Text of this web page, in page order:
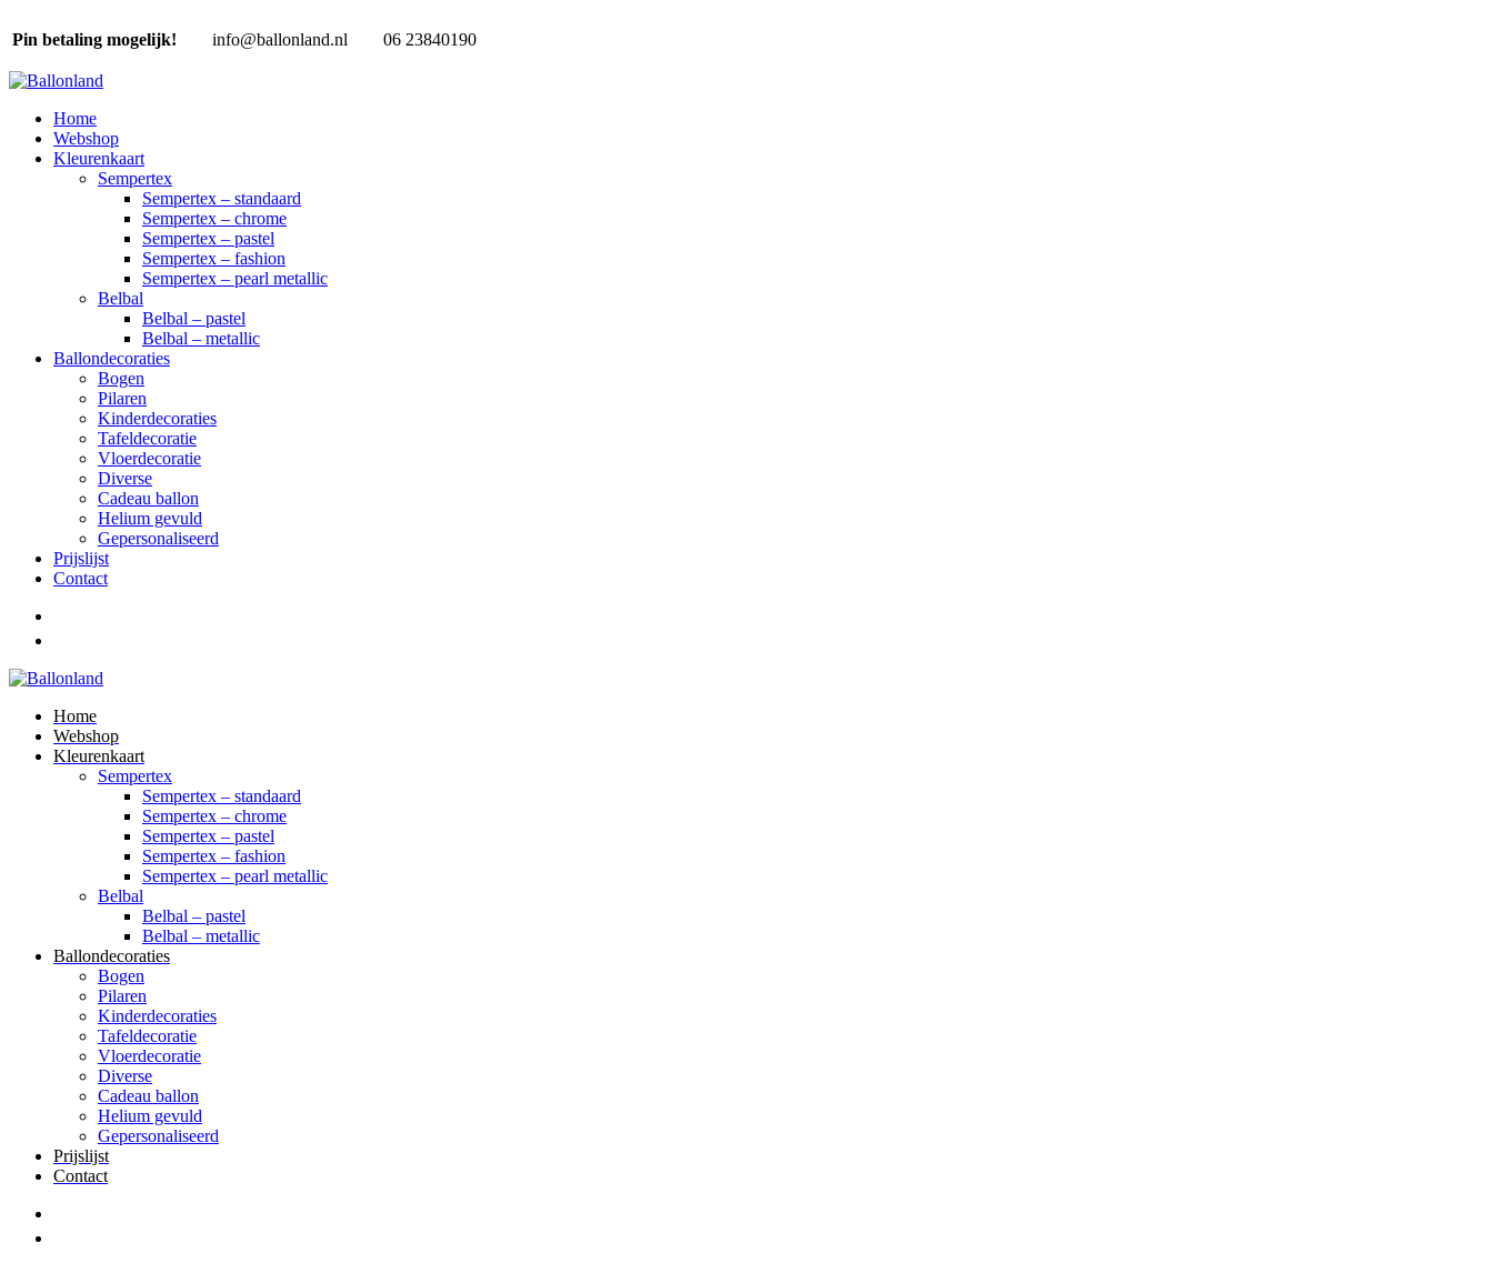
Pin betaling mogelijk! info@ballonland.nl 06 23840190
Home
Webshop
Kleurenkaart
Sempertex
Sempertex – standaard
Sempertex – chrome
Sempertex – pastel
Sempertex – fashion
Sempertex – pearl metallic
Belbal
Belbal – pastel
Belbal – metallic
Ballondecoraties
Bogen
Pilaren
Kinderdecoraties
Tafeldecoratie
Vloerdecoratie
Diverse
Cadeau ballon
Helium gevuld
Gepersonaliseerd
Prijslijst
Contact
Home
Webshop
Kleurenkaart
Sempertex
Sempertex – standaard
Sempertex – chrome
Sempertex – pastel
Sempertex – fashion
Sempertex – pearl metallic
Belbal
Belbal – pastel
Belbal – metallic
Ballondecoraties
Bogen
Pilaren
Kinderdecoraties
Tafeldecoratie
Vloerdecoratie
Diverse
Cadeau ballon
Helium gevuld
Gepersonaliseerd
Prijslijst
Contact